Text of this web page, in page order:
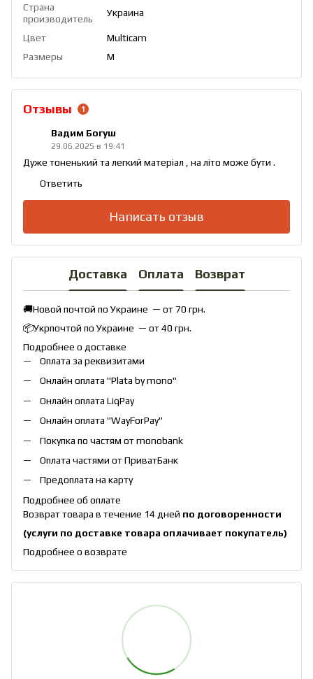
Страна
производитель
Украина
Цвет
Multicam
Размеры
M
Отзывы 1
Вадим Богуш
29.06.2025 в 19:41
Дуже тоненький та легкий матеріал , на літо може бути .
Ответить
Написать отзыв
Доставка Оплата Возврат
🚚Новой почтой по Украине — от 70 грн.
📦Укрпочтой по Украине — от 40 грн.
Подробнее о доставке
Оплата за реквизитами
Онлайн оплата "Plata by mono"
Онлайн оплата LiqPay
Онлайн оплата "WayForPay"
Покупка по частям от monobank
Оплата частями от ПриватБанк
Предоплата на карту
Подробнее об оплате
Возврат товара в течение 14 дней по договоренности
(услуги по доставке товара оплачивает покупатель)
Подробнее о возврате